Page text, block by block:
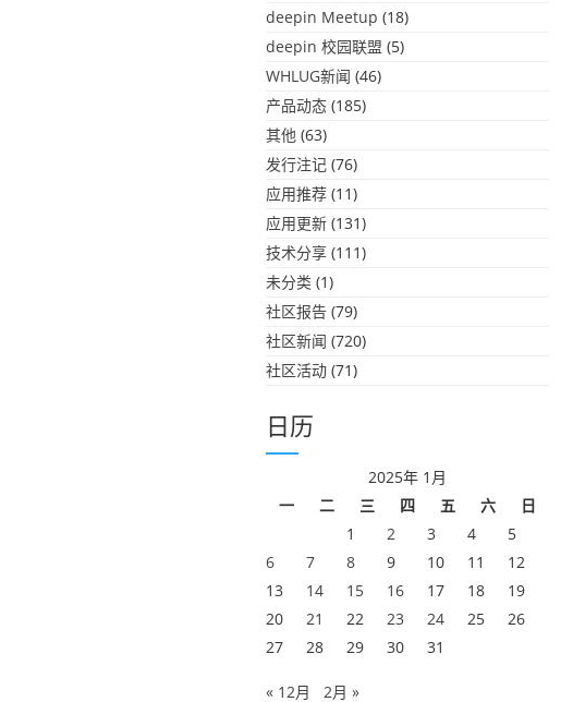
deepin Meetup (18)
deepin 校园联盟 (5)
WHLUG新闻 (46)
产品动态 (185)
其他 (63)
发行注记 (76)
应用推荐 (11)
应用更新 (131)
技术分享 (111)
未分类 (1)
社区报告 (79)
社区新闻 (720)
社区活动 (71)
日历
2025年 1月
一
二 三 四 五 六
日
1
2 3 4
5
6
7 8 9 10 11
12
13
14 15 16 17 18
19
20
21 22 23 24 25
26
27
28 29 30 31
« 12月 2月 »